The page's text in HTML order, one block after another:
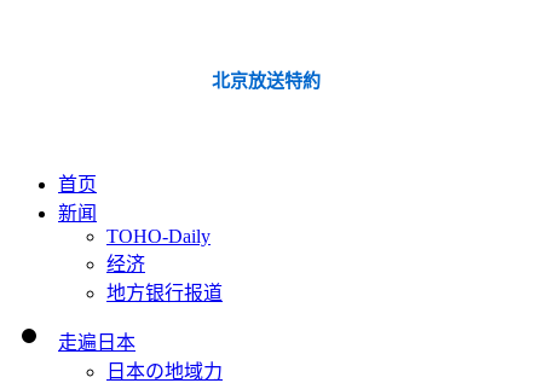
北京放送特約
首页
新闻
TOHO-Daily
经济
地方银行报道
走遍日本
日本の地域力